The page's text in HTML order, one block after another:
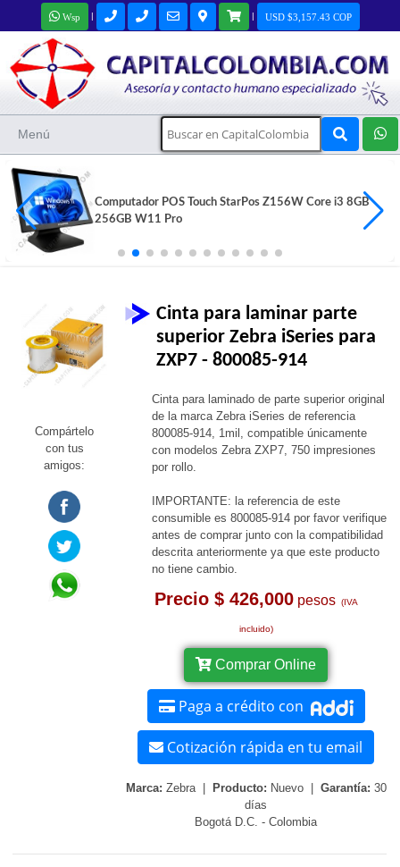
Wsp | | USD $3,157.43 COP
Menú
Impresora de Etiquetas Adhesivas TSC TE200 puerto
USB
Compártelo
con tus
amigos:
Cinta para laminar parte
superior Zebra iSeries para
ZXP7 - 800085-914
Cinta para laminado de parte superior original
de la marca Zebra iSeries de referencia
800085-914, 1mil, compatible únicamente
con modelos Zebra ZXP7, 750 impresiones
por rollo.
IMPORTANTE: la referencia de este
consumible es 800085-914 por favor verifique
antes de comprar junto con la compatibilidad
descrita anteriormente ya que este producto
no tiene cambio.
Precio $ 426,000pesos (IVA
incluido)
Comprar Online
Paga a crédito con
Cotización rápida en tu email
Marca: Zebra | Producto: Nuevo | Garantía: 30
días
Bogotá D.C. - Colombia